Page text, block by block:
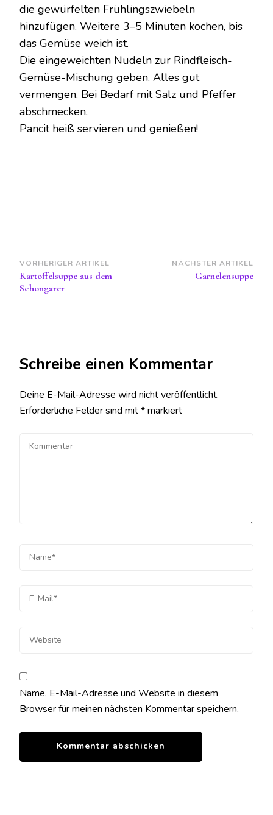
die gewürfelten Frühlingszwiebeln
hinzufügen. Weitere 3–5 Minuten kochen, bis
das Gemüse weich ist.
Die eingeweichten Nudeln zur Rindfleisch-
Gemüse-Mischung geben. Alles gut
vermengen. Bei Bedarf mit Salz und Pfeffer
abschmecken.
Pancit heiß servieren und genießen!
Beitragsnavigation
VORHERIGER ARTIKEL
Kartoffelsuppe aus dem
Schongarer
NÄCHSTER ARTIKEL
Garnelensuppe
Schreibe einen Kommentar
Deine E-Mail-Adresse wird nicht veröffentlicht.
Erforderliche Felder sind mit*markiert
Name, E-Mail-Adresse und Website in diesem
Browser für meinen nächsten Kommentar speichern.